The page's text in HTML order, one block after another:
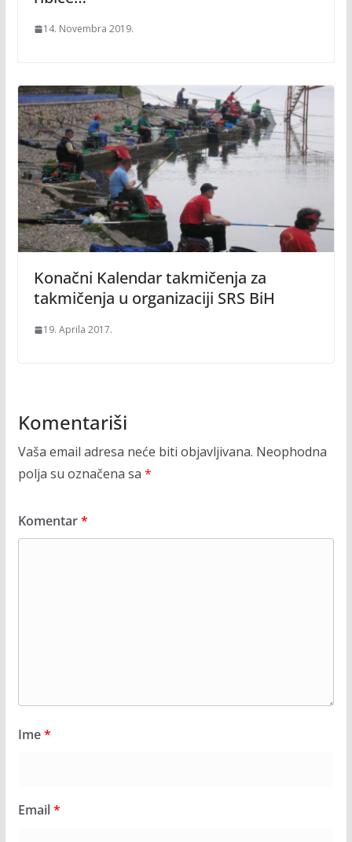
14. Novembra 2019.
Konačni Kalendar takmičenja za
takmičenja u organizaciji SRS BiH
19. Aprila 2017.
Komentariši
Vaša email adresa neće biti objavljivana. Neophodna
polja su označena sa *
Komentar*
Ime*
Email*